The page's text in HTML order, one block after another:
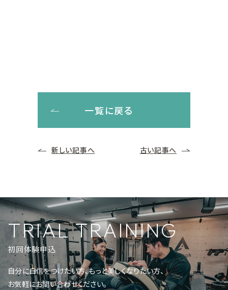
一覧に戻る
新しい記事へ 古い記事へ
TRIAL TRAINING
初回体験申込
自分に自信をつけたい方、もっと美しくなりたい方、
お気軽にお問い合わせください。